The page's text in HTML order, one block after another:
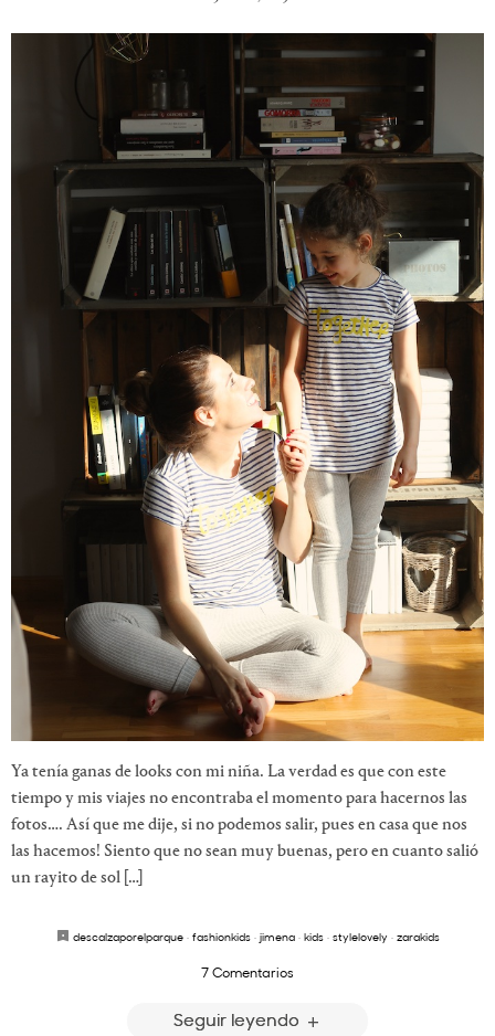
Ya tenía ganas de looks con mi niña. La verdad es que con este
tiempo y mis viajes no encontraba el momento para hacernos las
fotos…. Así que me dije, si no podemos salir, pues en casa que nos
las hacemos! Siento que no sean muy buenas, pero en cuanto salió
un rayito de sol […]
descalzaporelparque· fashionkids· jimena· kids· stylelovely· zarakids
7 Comentarios
Seguir leyendo